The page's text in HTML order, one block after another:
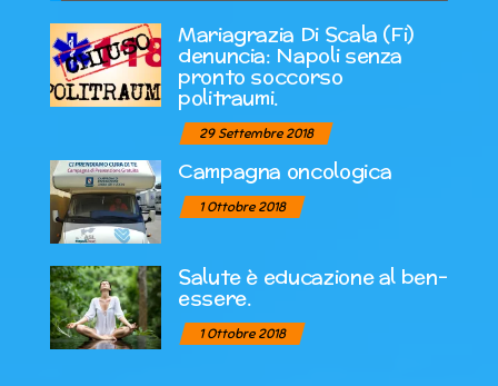
Mariagrazia Di Scala (Fi)
denuncia: Napoli senza
pronto soccorso
politraumi.
29 Settembre 2018
Campagna oncologica
1 Ottobre 2018
Salute è educazione al ben-
essere.
1 Ottobre 2018